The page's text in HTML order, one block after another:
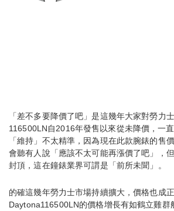
「差不多要降價了吧」是這幾年大家對勞力
116500LN自2016年發售以來從未降價，一
「維持」不太精準，因為現在此款腕錶的售
會聽有人說「應該不太可能再漲價了吧」，
封頂，這在鐘錶業界可謂是「前所未聞」。
的確這幾年勞力士市場持續擴大，價格也成
Daytona116500LN的價格增長有如鶴立雞群